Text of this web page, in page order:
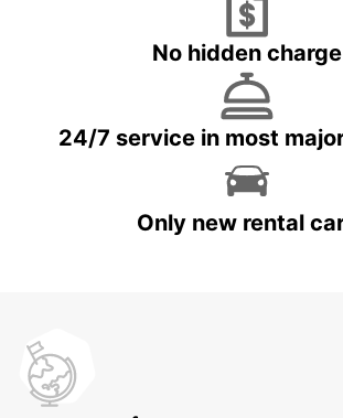
No hidden charge
24/7 service in most
Only new rental